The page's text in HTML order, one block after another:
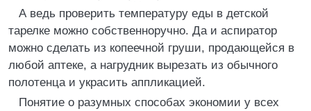
А ведь проверить температуру еды в детской
тарелке можно собственноручно. Да и аспиратор
можно сделать из копеечной груши, продающейся в
любой аптеке, а нагрудник вырезать из обычного
полотенца и украсить аппликацией.
Понятие о разумных способах экономии у всех